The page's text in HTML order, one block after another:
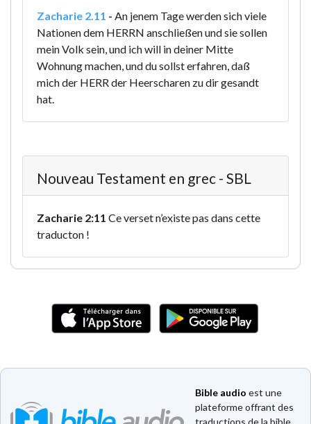
Zacharie 2.11 - An jenem Tage werden sich viele
Nationen dem HERRN anschließen und sie sollen
mein Volk sein, und ich will in deiner Mitte
Wohnung machen, und du sollst erfahren, daß
mich der HERR der Heerscharen zu dir gesandt
hat.
Nouveau Testament en grec - SBL
Zacharie 2:11 Ce verset n’existe pas dans cette
traducton !
Bible audio est une
plateforme offrant des